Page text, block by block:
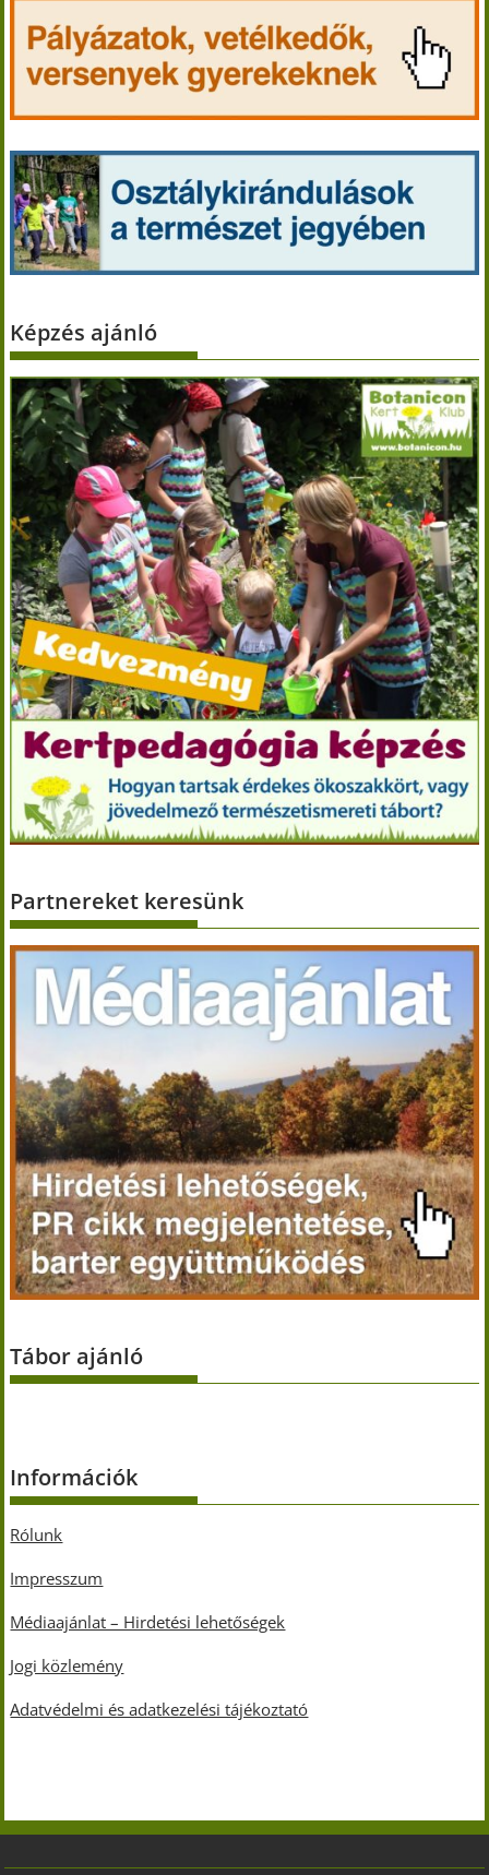
Képzés ajánló
Partnereket keresünk
Tábor ajánló
Információk
Rólunk
Impresszum
Médiaajánlat – Hirdetési lehetőségek
Jogi közlemény
Adatvédelmi és adatkezelési tájékoztató